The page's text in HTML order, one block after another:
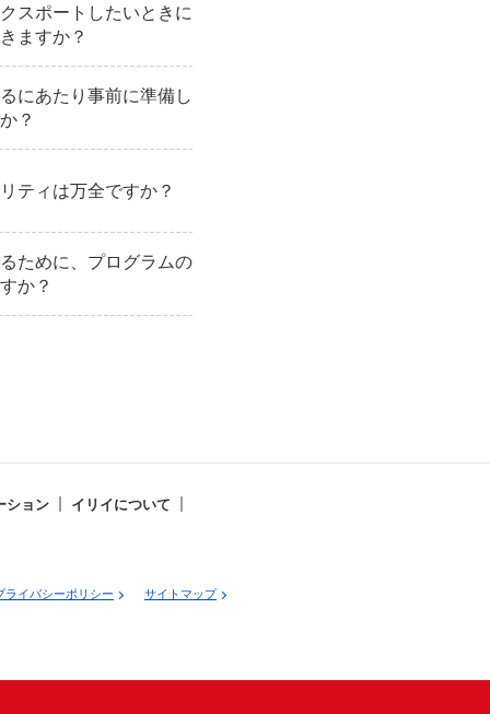
スポートしたいときに
ますか？
にあたり事前に準備し
？
ティは万全ですか？
ために、プログラムの
か？
ション イリイについて
ライバシーポリシー サイトマップ